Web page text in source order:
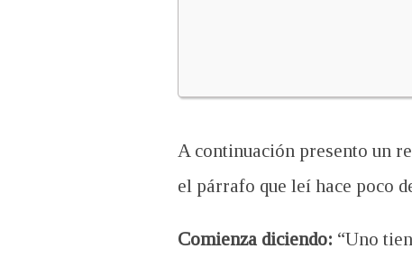
A continuación presento un
el párrafo que leí hace poco
Comienza diciendo: “Uno